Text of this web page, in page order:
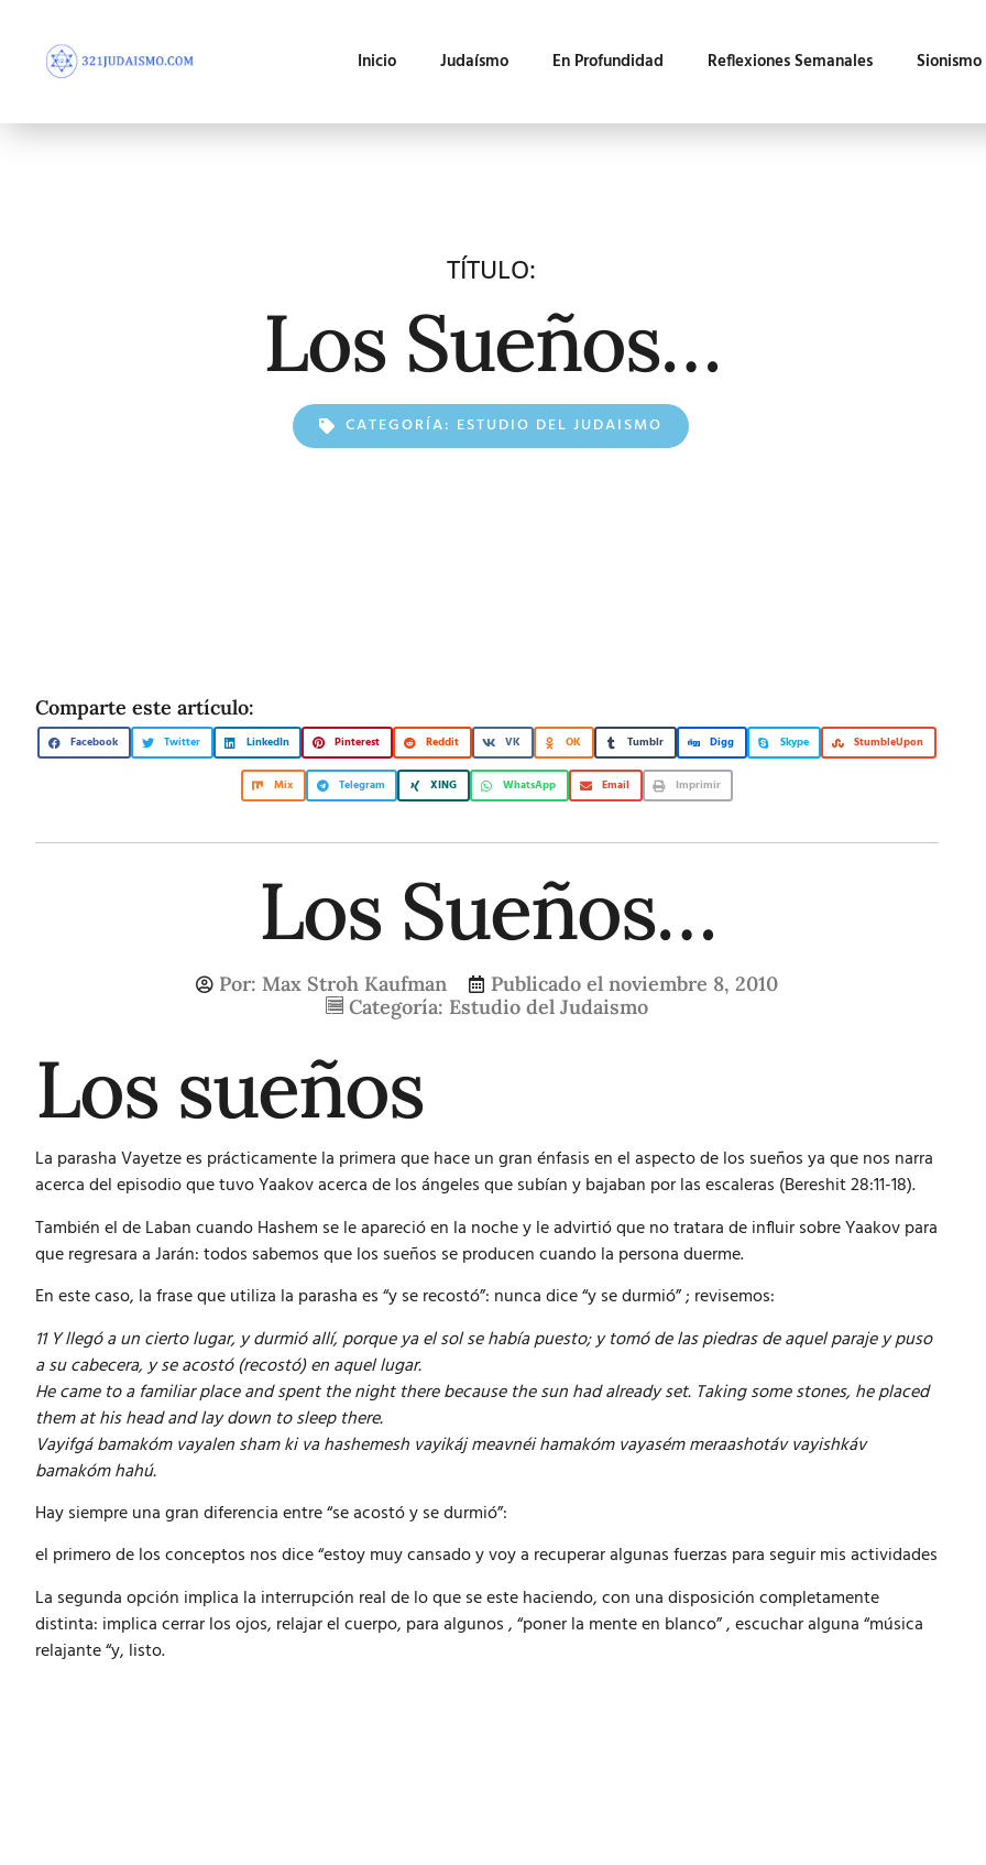
Inicio Judaísmo En Profundidad Reflexiones Semanales Sionismo
TÍTULO:
Los Sueños…
CATEGORÍA: ESTUDIO DEL JUDAISMO
Comparte este artículo:
Facebook Twitter LinkedIn Pinterest Reddit VK OK Tumblr Digg Skype StumbleUpon
Mix Telegram XING WhatsApp Email Imprimir
Los Sueños…
Por: Max Stroh Kaufman Publicado el noviembre 8, 2010
Categoría: Estudio del Judaismo
Los sueños
La parasha Vayetze es prácticamente la primera que hace un gran énfasis en el aspecto de los sueños ya que nos narra
acerca del episodio que tuvo Yaakov acerca de los ángeles que subían y bajaban por las escaleras (Bereshit 28:11-18).
También el de Laban cuando Hashem se le apareció en la noche y le advirtió que no tratara de influir sobre Yaakov para
que regresara a Jarán: todos sabemos que los sueños se producen cuando la persona duerme.
En este caso, la frase que utiliza la parasha es “y se recostó”: nunca dice “y se durmió” ; revisemos:
11 Y llegó a un cierto lugar, y durmió allí, porque ya el sol se había puesto; y tomó de las piedras de aquel paraje y puso
a su cabecera, y se acostó (recostó) en aquel lugar.
He came to a familiar place and spent the night there because the sun had already set. Taking some stones, he placed
them at his head and lay down to sleep there.
Vayifgá bamakóm vayalen sham ki va hashemesh vayikáj meavnéi hamakóm vayasém meraashotáv vayishkáv
bamakóm hahú.
Hay siempre una gran diferencia entre “se acostó y se durmió”:
el primero de los conceptos nos dice “estoy muy cansado y voy a recuperar algunas fuerzas para seguir mis actividades
La segunda opción implica la interrupción real de lo que se este haciendo, con una disposición completamente
distinta: implica cerrar los ojos, relajar el cuerpo, para algunos , “poner la mente en blanco” , escuchar alguna “música
relajante “y, listo.